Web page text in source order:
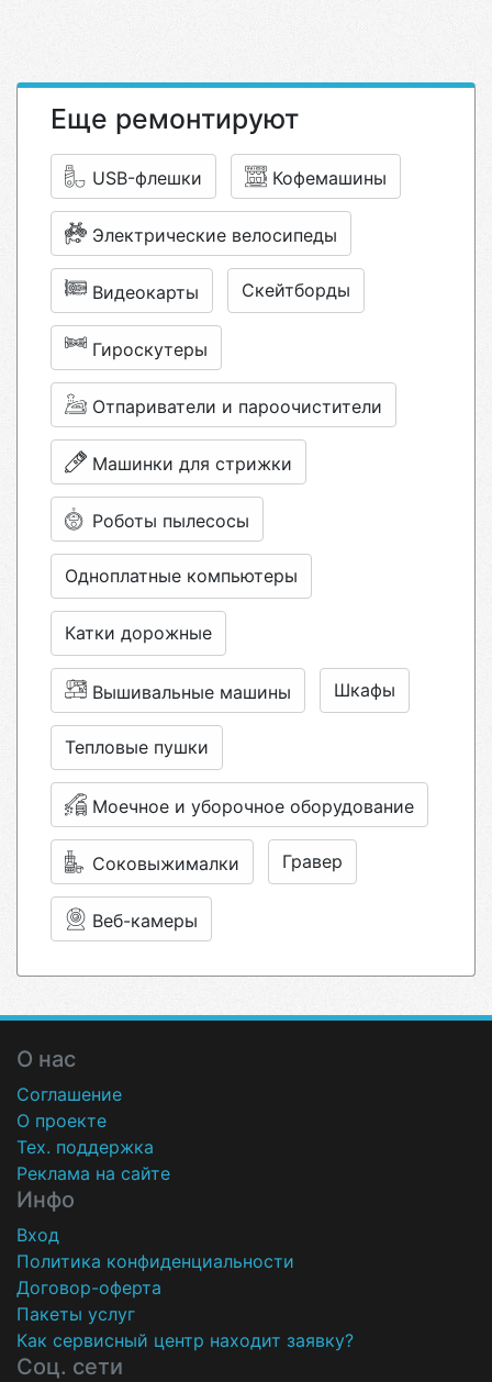
Еще ремонтируют
USB-флешки Кофемашины
Электрические велосипеды
Видеокарты Скейтборды
Гироскутеры
Отпариватели и пароочистители
Машинки для стрижки
Роботы пылесосы
Одноплатные компьютеры
Катки дорожные
Вышивальные машины Шкафы
Тепловые пушки
Моечное и уборочное оборудование
Соковыжималки Гравер
Веб-камеры
О нас
Соглашение
О проекте
Тех. поддержка
Реклама на сайте
Инфо
Вход
Политика конфиденциальности
Договор-оферта
Пакеты услуг
Как сервисный центр находит заявку?
Соц. сети